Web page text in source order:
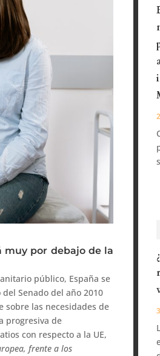
muy por debajo de la
público, España se
Senado del año 2010
sobre las necesidades de
progresiva de
con respecto a la UE,
frente a los